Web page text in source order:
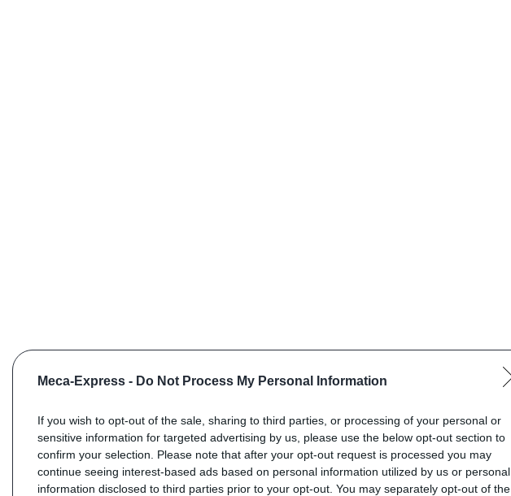
Meca-Express - Do Not Process My Personal Information
If you wish to opt-out of the sale, sharing to third parties, or processing of your personal or
sensitive information for targeted advertising by us, please use the below opt-out section to
confirm your selection. Please note that after your opt-out request is processed you may
continue seeing interest-based ads based on personal information utilized by us or personal
information disclosed to third parties prior to your opt-out. You may separately opt-out of the